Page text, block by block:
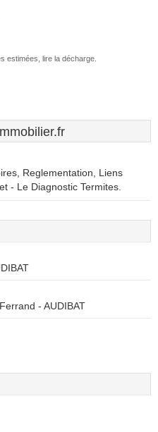
estimées, lire la décharge.
Reglementation, Liens
- Le Diagnostic Termites.
- AUDIBAT